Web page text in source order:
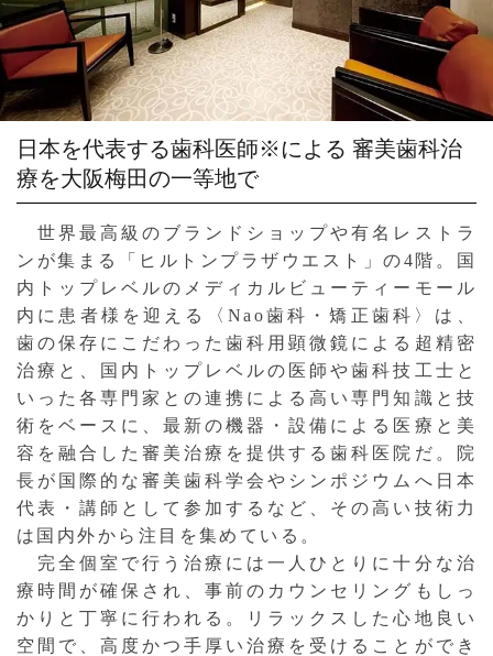
日本を代表する歯科医師※による 審美歯科治
療を大阪梅田の一等地で
世界最高級のブランドショップや有名レストラ
ンが集まる「ヒルトンプラザウエスト」の4階。国
内トップレベルのメディカルビューティーモール
内に患者様を迎える〈Nao歯科・矯正歯科〉は、
歯の保存にこだわった歯科用顕微鏡による超精密
治療と、国内トップレベルの医師や歯科技工士と
いった各専門家との連携による高い専門知識と技
術をベースに、最新の機器・設備による医療と美
容を融合した審美治療を提供する歯科医院だ。院
長が国際的な審美歯科学会やシンポジウムへ日本
代表・講師として参加するなど、その高い技術力
は国内外から注目を集めている。
完全個室で行う治療には一人ひとりに十分な治
療時間が確保され、事前のカウンセリングもしっ
かりと丁寧に行われる。リラックスした心地良い
空間で、高度かつ手厚い治療を受けることができ